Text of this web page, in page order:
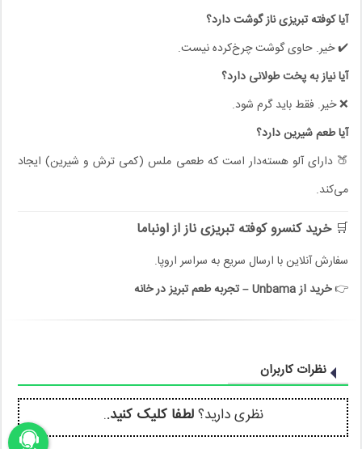
آیا کوفته تبریزی ناز گوشت دارد؟
✔️ خیر. حاوی گوشت چرخ‌کرده نیست.
آیا نیاز به پخت طولانی دارد؟
❌ خیر. فقط باید گرم شود.
آیا طعم شیرین دارد؟
🍑 دارای آلو هسته‌دار است که طعمی ملس (کمی ترش و شیرین) ایجاد
می‌کند.
🛒خرید کنسرو کوفته تبریزی ناز از اونباما
سفارش آنلاین با ارسال سریع به سراسر اروپا.
👉خرید از Unbama – تجربه طعم تبریز در خانه
نظرات کاربران
نظری دارید؟لطفا کلیک کنید..